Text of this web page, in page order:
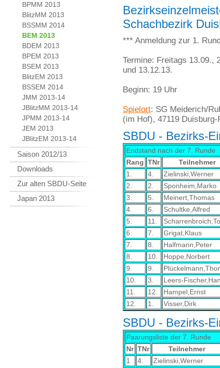
BPMM 2013
BlitzMM 2013
BSSMM 2014
BEM 2013
BDEM 2013
BPEM 2013
BSEM 2013
BlitzEM 2013
BSSEM 2014
JMM 2013-14
JBlitzMM 2013-14
JPMM 2013-14
JEM 2013
JBlitzEM 2013-14
Saison 2012/13
Downloads
Zur alten SBDU-Seite
Japan 2013
Schachbezirk
*** Anmeldung zur 1.
Termine: Freitags 13.09.,
und 13.12.13.
Beginn: 19 Uhr
Spielort: SG Meiderich/
(im Hof), 47119 Duisburg-
SBDU - Bezirks-
Endstand nach der 7. Runde
Rang TNr
Teilnehmer
1.
4.
Zielinski,Werner
2.
2.
Sponheim,Marko
3.
5.
Meinert,Thomas
4.
6.
Schultke,Alfred
5.
11.
6.
7.
Grigat,Klaus
7.
8.
Halfmann,Peter
8.
10.
Hoppe,Norbert
9.
9.
10.
3.
Leers-
11.
12.
Hampel,Ernst
12.
1. Visser,Dirk
SBDU - Bezirks-
Paarungsliste der 7. Runde
Nr TNr
Teilnehmer
1
4.
Zielinski,Werner